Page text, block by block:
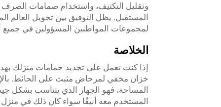
وتقليل التكثيف، واستخدام صمامات الصرف
المستقبل. يظل التوفيق بين تحويل العالم
لمجموعات المواطنين المسؤولين في جميع
الخلاصة
إذا كنت تعمل على تجديد حمامات منزلك
خزان مخفي لمرحاض مثبت على الحائط.
المساحة، فهو الجهاز الذي يتناسب
المستخدم معه أنيقًا سواء كان ذلك في